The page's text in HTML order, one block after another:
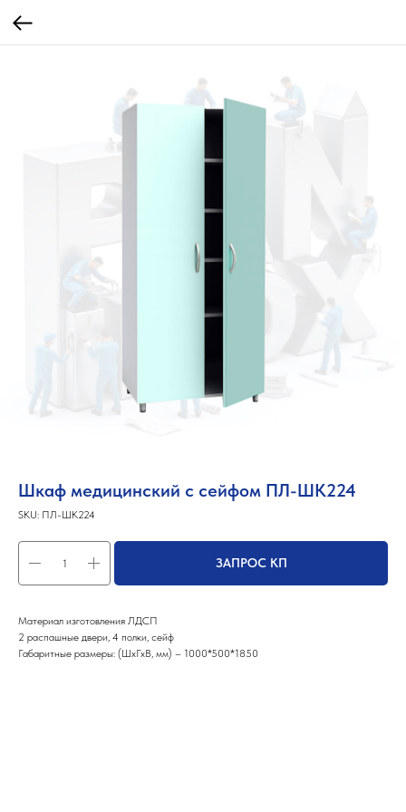
Шкаф медицинский с сейфом ПЛ-ШК224
SKU: ПЛ-ШК224
ЗАПРОС КП
Материал изготовления ЛДСП
2 распашные двери, 4 полки, сейф
Габаритные размеры: (ШхГхВ, мм) – 1000*500*1850